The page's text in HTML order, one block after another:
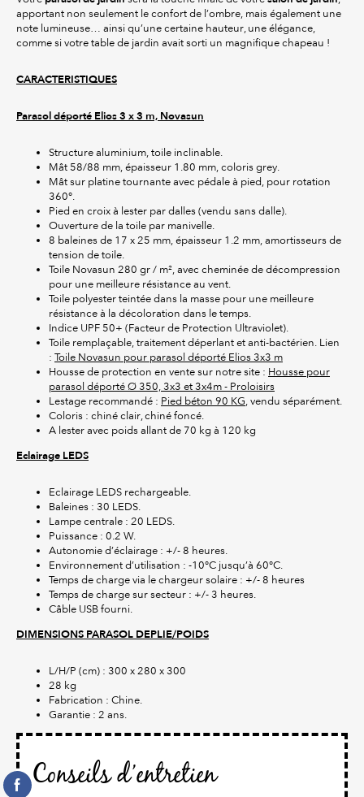
apportant non seulement le confort de l’ombre, mais également une
note lumineuse… ainsi qu’une certaine hauteur, une élégance,
comme si votre table de jardin avait sorti un magnifique chapeau !
CARACTERISTIQUES
Parasol déporté Elios 3 x 3 m, Novasun
Structure aluminium, toile inclinable.
Mât 58/88 mm, épaisseur 1.80 mm, coloris grey.
Mât sur platine tournante avec pédale à pied, pour rotation
360°.
Pied en croix à lester par dalles (vendu sans dalle).
Ouverture de la toile par manivelle.
8 baleines de 17 x 25 mm, épaisseur 1.2 mm, amortisseurs de
tension de toile.
Toile Novasun 280 gr / m², avec cheminée de décompression
pour une meilleure résistance au vent.
Toile polyester teintée dans la masse pour une meilleure
résistance à la décoloration dans le temps.
Indice UPF 50+ (Facteur de Protection Ultraviolet).
Toile remplaçable, traitement déperlant et anti-bactérien. Lien
: Toile Novasun pour parasol déporté Elios 3x3 m
Housse de protection en vente sur notre site : Housse pour
parasol déporté Ø 350, 3x3 et 3x4m - Proloisirs
Lestage recommandé : Pied béton 90 KG, vendu séparément.
Coloris : chiné clair, chiné foncé.
A lester avec poids allant de 70 kg à 120 kg
Eclairage LEDS
Eclairage LEDS rechargeable.
Baleines : 30 LEDS.
Lampe centrale : 20 LEDS.
Puissance : 0.2 W.
Autonomie d’éclairage : +/- 8 heures.
Environnement d’utilisation : -10°C jusqu’à 60°C.
Temps de charge via le chargeur solaire : +/- 8 heures
Temps de charge sur secteur : +/- 3 heures.
Câble USB fourni.
DIMENSIONS PARASOL DEPLIE/POIDS
L/H/P (cm) : 300 x 280 x 300
28 kg
Fabrication : Chine.
Garantie : 2 ans.
Conseils d’entretien